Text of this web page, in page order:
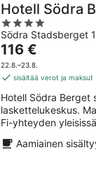
Hotell Södra
4
out
of
5
Södra Stadsberget
Hinta
on
116 €
yö
116 €
22.8.–23.8.
sisältää verot ja maksut
Hotell Södra Berget
laskettelukeskus.
Fi-yhteyden
Aamiainen